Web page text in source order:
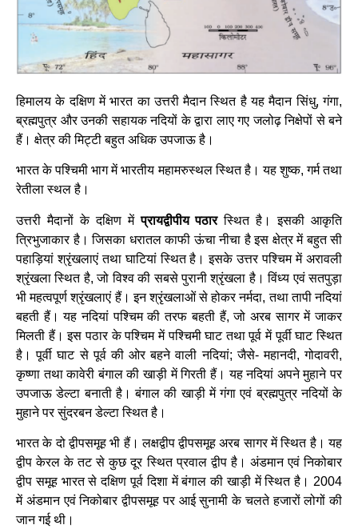
हिमालय के दक्षिण में भारत का उत्तरी मैदान स्थित है यह मैदान सिंधु, गंगा,
ब्रह्मपुत्र और उनकी सहायक नदियों के द्वारा लाए गए जलोढ़ निक्षेपों से बने
हैं। क्षेत्र की मिट्टी बहुत अधिक उपजाऊ है।
भारत के पश्चिमी भाग में भारतीय महामरुस्थल स्थित है। यह शुष्क, गर्म तथा
रेतीला स्थल है।
उत्तरी मैदानों के दक्षिण मेंप्रायद्वीपीय पठारस्थित है। इसकी आकृति
त्रिभुजाकार है। जिसका धरातल काफी ऊंचा नीचा है इस क्षेत्र में बहुत सी
पहाड़ियां श्रृंखलाएं तथा घाटियां स्थित है। इसके उत्तर पश्चिम में अरावली
श्रृंखला स्थित है, जो विश्व की सबसे पुरानी श्रृंखला है। विंध्य एवं सतपुड़ा
भी महत्वपूर्ण श्रृंखलाएं हैं। इन श्रृंखलाओं से होकर नर्मदा, तथा तापी नदियां
बहती हैं। यह नदियां पश्चिम की तरफ बहती हैं, जो अरब सागर में जाकर
मिलती हैं। इस पठार के पश्चिम में पश्चिमी घाट तथा पूर्व में पूर्वी घाट स्थित
है। पूर्वी घाट से पूर्व की ओर बहने वाली नदियां; जैसे- महानदी, गोदावरी,
कृष्णा तथा कावेरी बंगाल की खाड़ी में गिरती हैं। यह नदियां अपने मुहाने पर
उपजाऊ डेल्टा बनाती है। बंगाल की खाड़ी में गंगा एवं ब्रह्मपुत्र नदियों के
मुहाने पर सुंदरबन डेल्टा स्थित है।
भारत के दो द्वीपसमूह भी हैं। लक्षद्वीप द्वीपसमूह अरब सागर में स्थित है। यह
द्वीप केरल के तट से कुछ दूर स्थित प्रवाल द्वीप है। अंडमान एवं निकोबार
द्वीप समूह भारत से दक्षिण पूर्व दिशा में बंगाल की खाड़ी में स्थित है। 2004
में अंडमान एवं निकोबार द्वीपसमूह पर आई सुनामी के चलते हजारों लोगों की
जान गई थी।